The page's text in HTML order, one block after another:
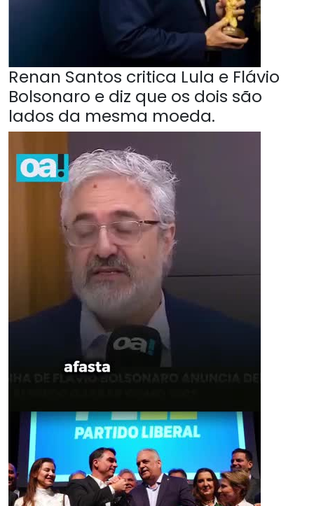
Renan Santos critica Lula e Flávio
Bolsonaro e diz que os dois são
lados da mesma moeda.